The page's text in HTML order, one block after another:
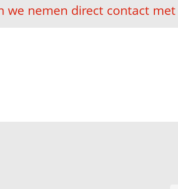
we nemen direct contact